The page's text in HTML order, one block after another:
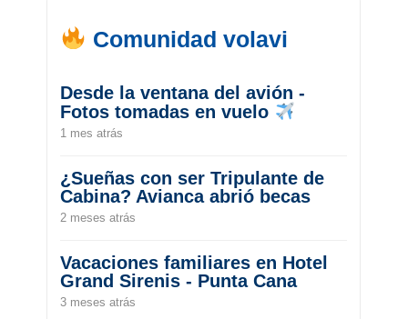
Comunidad volavi
Desde la ventana del avión -
Fotos tomadas en vuelo
1 mes atrás
¿Sueñas con ser Tripulante de
Cabina? Avianca abrió becas
2 meses atrás
Vacaciones familiares en Hotel
Grand Sirenis - Punta Cana
3 meses atrás